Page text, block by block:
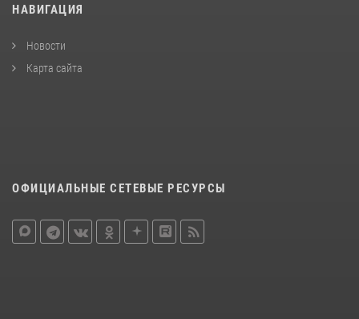
НАВИГАЦИЯ
Новости
Карта сайта
ОФИЦИАЛЬНЫЕ СЕТЕВЫЕ РЕСУРСЫ